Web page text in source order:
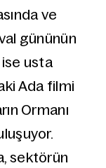
ve
gününün
ise usta
Ada filmi
Ormanı
sektörün